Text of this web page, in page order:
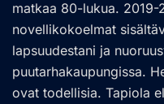
matkaa 80-lukua.
novellikokoelmat
lapsuudestani ja
puutarhakaupungissa.
ovat todellisia. Tapiola